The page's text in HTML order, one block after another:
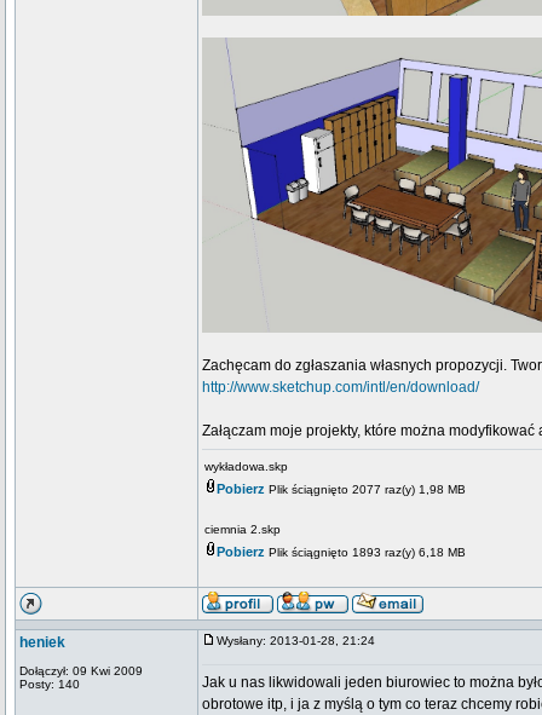
Zachęcam do zgłaszania własnych propozycji.
http://www.sketchup.com/intl/en/download/
Załączam moje projekty, które można
wykładowa.skp
Pobierz Plik ściągnięto 2077 raz(y) 1,98 MB
ciemnia 2.skp
Pobierz Plik ściągnięto 1893 raz(y) 6,18 MB
heniek
Dołączył: 09 Kwi 2009
Posty: 140
Wysłany: 2013-01-28, 21:24
Jak u nas likwidowali jeden biurowiec to można
obrotowe itp, i ja z myślą o tym co teraz chcemy